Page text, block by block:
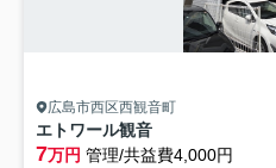
広島市西区西観音町
エトワール観音
7万円 管理/共益費4,000円